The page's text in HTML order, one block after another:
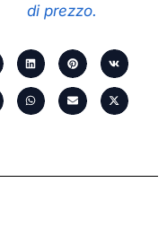
di prezzo.